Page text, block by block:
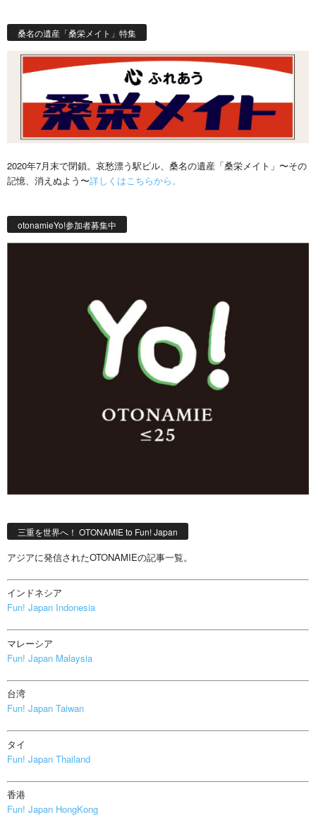
桑名の遺産「桑栄メイト」特集
2020年7月末で閉鎖。哀愁漂う駅ビル、桑名の遺産「桑栄メイト」〜その
記憶、消えぬよう〜詳しくはこちらから。
otonamieYo!参加者募集中
三重を世界へ！ OTONAMIE to Fun! Japan
アジアに発信されたOTONAMIEの記事一覧。
インドネシア
Fun! Japan Indonesia
マレーシア
Fun! Japan Malaysia
台湾
Fun! Japan Taiwan
タイ
Fun! Japan Thailand
香港
Fun! Japan HongKong